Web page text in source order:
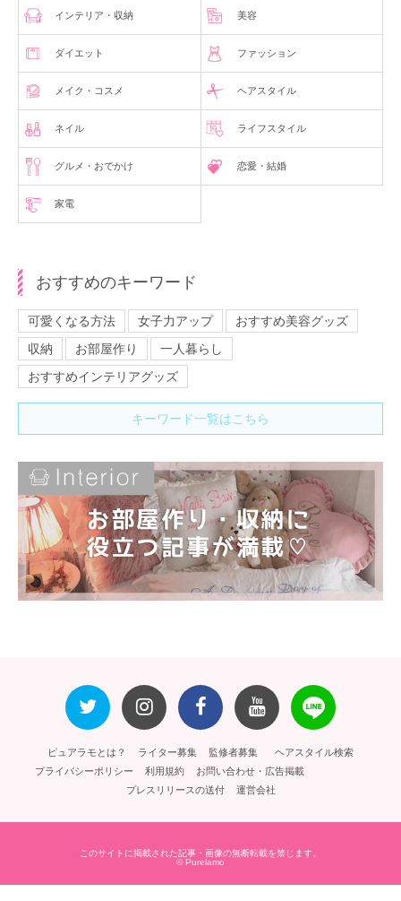
インテリア・収納 美容
ダイエット ファッション
メイク・コスメ ヘアスタイル
ネイル ライフスタイル
グルメ・おでかけ 恋愛・結婚
家電
おすすめのキーワード
可愛くなる方法 女子力アップ
おすすめ美容グッズ
収納
お部屋作り
一人暮らし
おすすめインテリアグッズ
キーワード一覧はこちら
ピュアラモとは？ ライター募集 監修者募集
ヘアスタイル検索
プライバシーポリシー
利用規約
お問い合わせ・広告掲載
プレスリリースの送付
運営会社
このサイトに掲載された記事・画像の無断転載を禁じます。
© Purelamo